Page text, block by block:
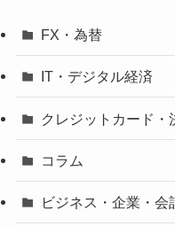
FX・為替
IT・デジタル経済
クレジットカード・
コラム
ビジネス・企業・会